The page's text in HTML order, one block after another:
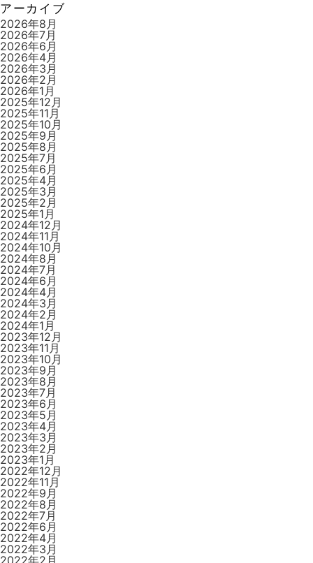
ョ
ン
アーカイブ
2026年8月
2026年7月
2026年6月
2026年4月
2026年3月
2026年2月
2026年1月
2025年12月
2025年11月
2025年10月
2025年9月
2025年8月
2025年7月
2025年6月
2025年4月
2025年3月
2025年2月
2025年1月
2024年12月
2024年11月
2024年10月
2024年8月
2024年7月
2024年6月
2024年4月
2024年3月
2024年2月
2024年1月
2023年12月
2023年11月
2023年10月
2023年9月
2023年8月
2023年7月
2023年6月
2023年5月
2023年4月
2023年3月
2023年2月
2023年1月
2022年12月
2022年11月
2022年9月
2022年8月
2022年7月
2022年6月
2022年4月
2022年3月
2022年2月